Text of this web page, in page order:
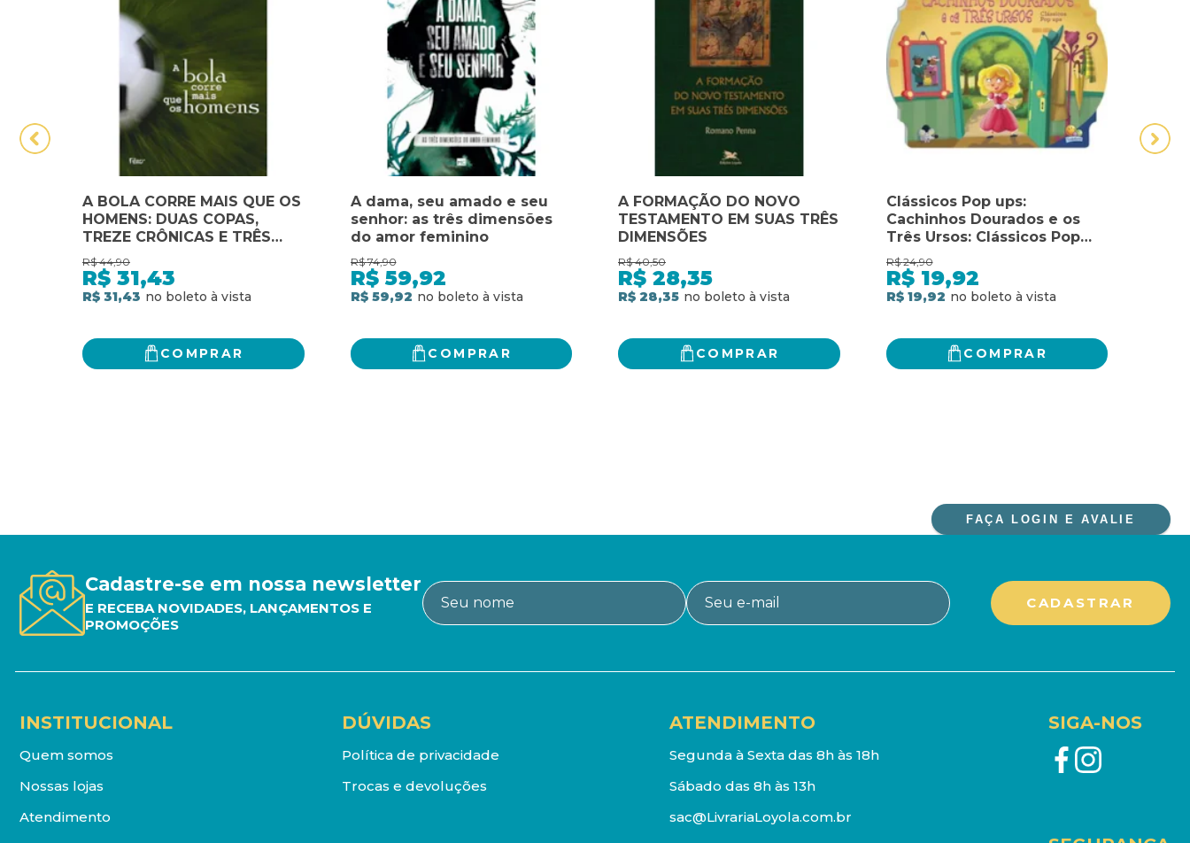
A BOLA CORRE MAIS QUE OS
HOMENS: DUAS COPAS,
TREZE CRÔNICAS E TRÊS
ENSAIOS SOBRE FUTEBOL
R$ 44,90
R$ 31,43
R$ 31,43
COMPRAR
A dama, seu amado e seu
senhor: as três dimensões
do amor feminino
R$ 74,90
R$ 59,92
R$ 59,92
COMPRAR
A FORMAÇÃO DO NOVO
TESTAMENTO EM SUAS TRÊS
DIMENSÕES
R$ 40,50
R$ 28,35
R$ 28,35
COMPRAR
Clássicos Pop ups:
Cachinhos Dourados e os
Três Ursos: Clássicos Pop
ups: Cachinhos Dourados e
os Três Ursos
R$ 24,90
R$ 19,92
R$ 19,92
COMPRAR
FAÇA LOGIN E AVALIE
Cadastre-se em nossa newsletter
E RECEBA NOVIDADES, LANÇAMENTOS E
PROMOÇÕES
INSTITUCIONAL
Quem somos
Nossas lojas
Atendimento
DÚVIDAS
Política de privacidade
Trocas e devoluções
ATENDIMENTO
Segunda à Sexta das 8h às 18h
Sábado das 8h às 13h
sac@LivrariaLoyola.com.br
SIGA-NOS